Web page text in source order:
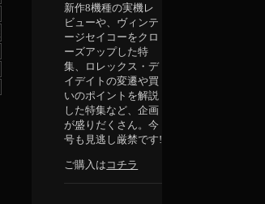
新作8機種の実機レ
ビューや、ヴィンテ
ージセイコーをクロ
ーズアップした特
集、ロレックス・デ
イデイトの変遷や買
いのポイントを解説
した特集など、企画
が盛りだくさん。今
号も見逃し厳禁です!
ご購入は コチラ